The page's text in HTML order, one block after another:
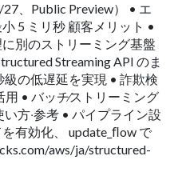
、Public Preview） • エ
5 ミリ秒 顧客メリット •
別のストリーミング基盤
Streaming API のま
の低遅延を実現 • 詐欺検
• バッチ∕ストリーミング
⽅‧参考 • パイプライン設
有効化、 update_ﬂow で
aws/ja/structured-